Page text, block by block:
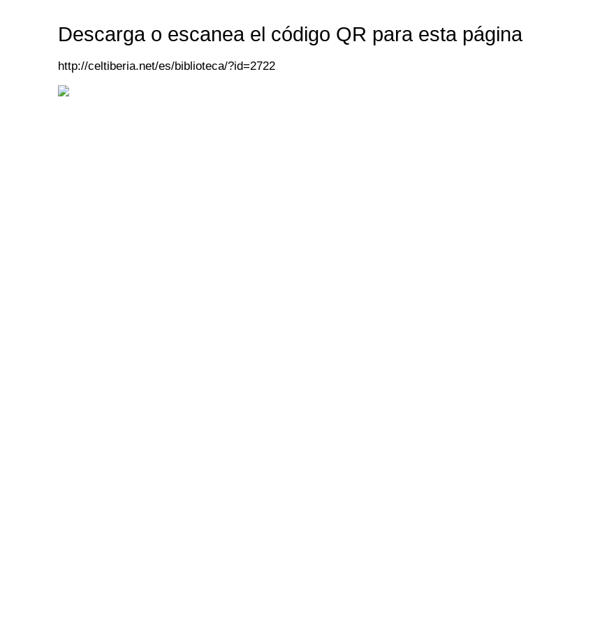
Descarga o escanea el código QR para esta página
http://celtiberia.net/es/biblioteca/?id=2722